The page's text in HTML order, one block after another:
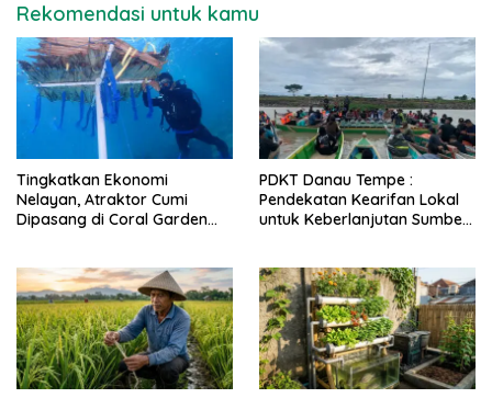
Rekomendasi untuk kamu
Tingkatkan Ekonomi
Nelayan, Atraktor Cumi
Dipasang di Coral Garden
PDKT Danau Tempe :
Pendekatan Kearifan Lokal
untuk Keberlanjutan Sumber